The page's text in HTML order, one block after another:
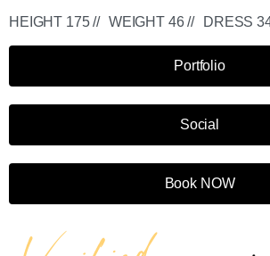
HEIGHT 175 // WEIGHT 46 // DRESS
Portfolio
Social
Book NOW